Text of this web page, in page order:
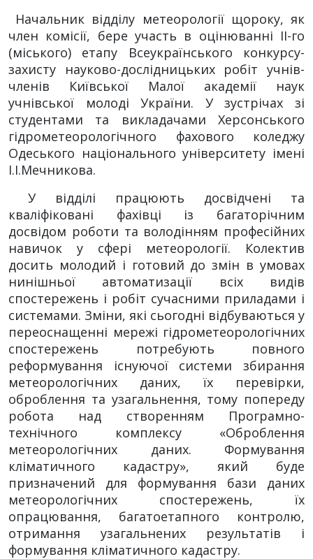
Начальник відділу метеорології щороку, як
член комісії, бере участь в оцінюванні ІІ-го
(міського) етапу Всеукраїнського конкурсу-
захисту науково-дослідницьких робіт учнів-
членів Київської Малої академії наук
учнівської молоді України. У зустрічах зі
студентами та викладачами Херсонського
гідрометеорологічного фахового коледжу
Одеського національного університету імені
І.І.Мечникова.
У відділі працюють досвідчені та
кваліфіковані фахівці із багаторічним
досвідом роботи та володінням професійних
навичок у сфері метеорології. Колектив
досить молодий і готовий до змін в умовах
нинішньої автоматизації всіх видів
спостережень і робіт сучасними приладами і
системами. Зміни, які сьогодні відбуваються у
переоснащенні мережі гідрометеорологічних
спостережень потребують повного
реформування існуючої системи збирання
метеорологічних даних, їх перевірки,
оброблення та узагальнення, тому попереду
робота над створенням Програмно-
технічного комплексу «Оброблення
метеорологічних даних. Формування
кліматичного кадастру», який буде
призначений для формування бази даних
метеорологічних спостережень, їх
опрацювання, багатоетапного контролю,
отримання узагальнених результатів і
формування кліматичного кадастру.